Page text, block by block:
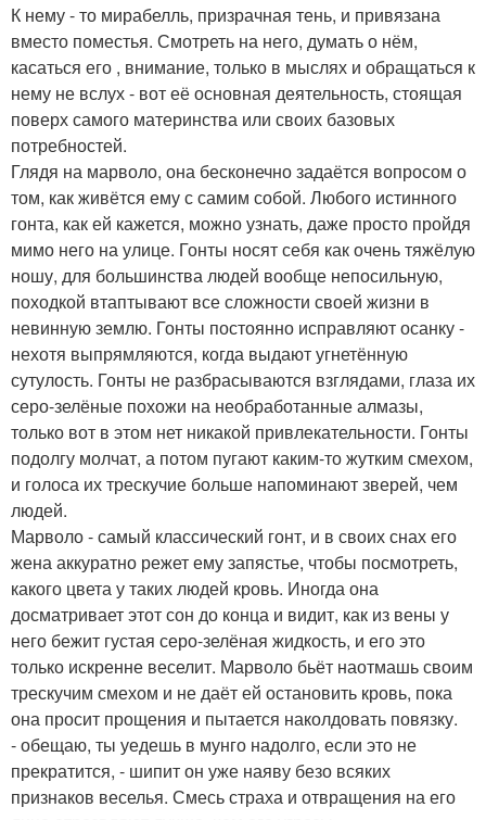
К нему - то мирабелль, призрачная тень, и привязана
вместо поместья. Смотреть на него, думать о нём,
касаться его , внимание, только в мыслях и обращаться к
нему не вслух - вот её основная деятельность, стоящая
поверх самого материнства или своих базовых
потребностей.
Глядя на марволо, она бесконечно задаётся вопросом о
том, как живётся ему с самим собой. Любого истинного
гонта, как ей кажется, можно узнать, даже просто пройдя
мимо него на улице. Гонты носят себя как очень тяжёлую
ношу, для большинства людей вообще непосильную,
походкой втаптывают все сложности своей жизни в
невинную землю. Гонты постоянно исправляют осанку -
нехотя выпрямляются, когда выдают угнетённую
сутулость. Гонты не разбрасываются взглядами, глаза их
серо-зелёные похожи на необработанные алмазы,
только вот в этом нет никакой привлекательности. Гонты
подолгу молчат, а потом пугают каким-то жутким смехом,
и голоса их трескучие больше напоминают зверей, чем
людей.
Марволо - самый классический гонт, и в своих снах его
жена аккуратно режет ему запястье, чтобы посмотреть,
какого цвета у таких людей кровь. Иногда она
досматривает этот сон до конца и видит, как из вены у
него бежит густая серо-зелёная жидкость, и его это
только искренне веселит. Марволо бьёт наотмашь своим
трескучим смехом и не даёт ей остановить кровь, пока
она просит прощения и пытается наколдовать повязку.
- обещаю, ты уедешь в мунго надолго, если это не
прекратится, - шипит он уже наяву безо всяких
признаков веселья. Смесь страха и отвращения на его